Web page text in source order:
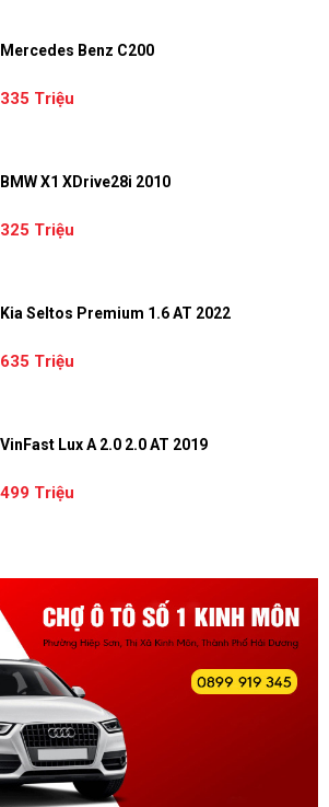
Mercedes Benz C200
335 Triệu
BMW X1 XDrive28i 2010
325 Triệu
Kia Seltos Premium 1.6 AT 2022
635 Triệu
VinFast Lux A 2.0 2.0 AT 2019
499 Triệu